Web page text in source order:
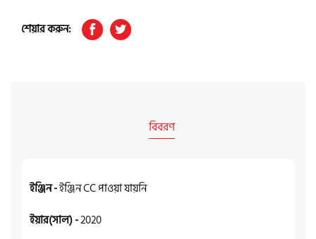
শেয়ার করুন:
বিবরণ
ইঞ্জিন -ইঞ্জিন CC পাওয়া যায়নি
ইয়ার(সাল) -2020